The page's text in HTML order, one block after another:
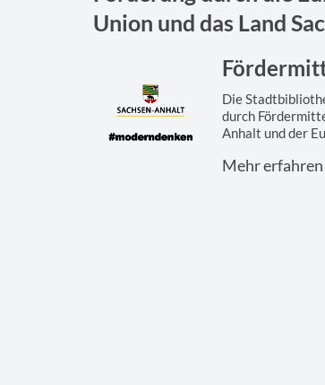
Union und das Land
Die
durch
Anhalt und der
gefördert. Hier
der ...
Mehr erfahren